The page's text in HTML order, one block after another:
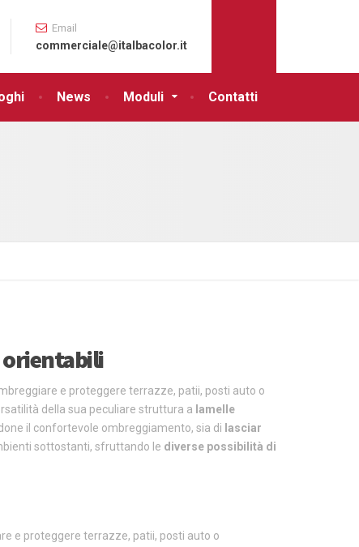
News Moduli Contatti
Email
commerciale@italbacolor.it
orientabili
e proteggere terrazze, patii, posti auto o
della sua peculiare struttura a lamelle
il confortevole ombreggiamento, sia di lasciar
sottostanti, sfruttando le diverse possibilità di
e proteggere terrazze, patii, posti auto o